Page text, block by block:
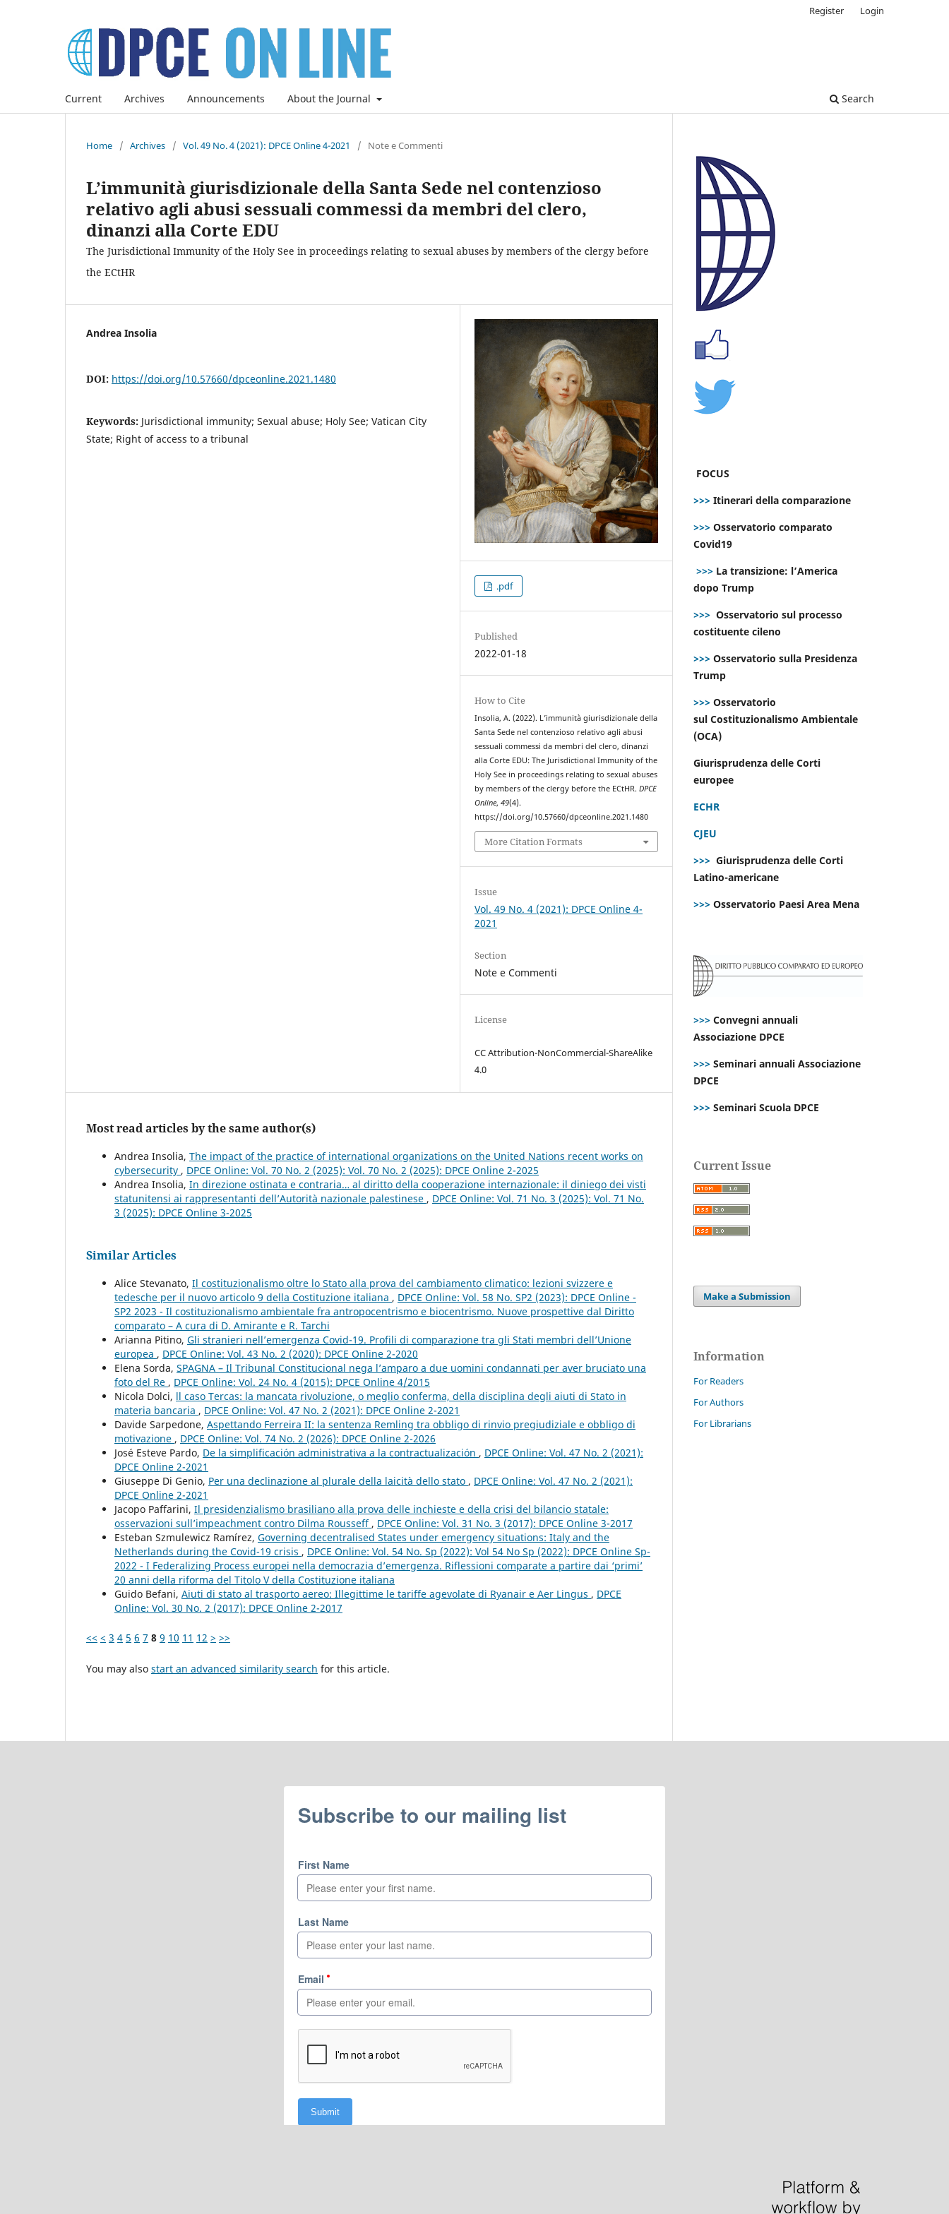
Current Archives Announcements About the Journal Search
Register Login
Home / Archives / Vol. 49 No. 4 (2021): DPCE Online 4-2021 / Note e Commenti
L’immunità giurisdizionale della Santa Sede nel contenzioso
relativo agli abusi sessuali commessi da membri del clero,
dinanzi alla Corte EDU
The Jurisdictional Immunity of the Holy See in proceedings relating to sexual abuses by members of the clergy before
the ECtHR
Andrea Insolia
DOI: https://doi.org/10.57660/dpceonline.2021.1480
Keywords: Jurisdictional immunity; Sexual abuse; Holy See; Vatican City
State; Right of access to a tribunal
.pdf
Published
2022-01-18
How to Cite
Insolia, A. (2022). L’immunità giurisdizionale della
Santa Sede nel contenzioso relativo agli abusi
sessuali commessi da membri del clero, dinanzi
alla Corte EDU: The Jurisdictional Immunity of the
Holy See in proceedings relating to sexual abuses
by members of the clergy before the ECtHR.DPCE
Online,49(4).
https://doi.org/10.57660/dpceonline.2021.1480
More Citation Formats
Issue
Vol. 49 No. 4 (2021): DPCE Online 4-
2021
Section
Note e Commenti
License
CC Attribution-NonCommercial-ShareAlike
4.0
Most read articles by the same author(s)
Andrea Insolia, The impact of the practice of international organizations on the United Nations recent works on
cybersecurity , DPCE Online: Vol. 70 No. 2 (2025): Vol. 70 No. 2 (2025): DPCE Online 2-2025
Andrea Insolia, In direzione ostinata e contraria… al diritto della cooperazione internazionale: il diniego dei visti
statunitensi ai rappresentanti dell’Autorità nazionale palestinese , DPCE Online: Vol. 71 No. 3 (2025): Vol. 71 No.
3 (2025): DPCE Online 3-2025
Similar Articles
Alice Stevanato, Il costituzionalismo oltre lo Stato alla prova del cambiamento climatico: lezioni svizzere e
tedesche per il nuovo articolo 9 della Costituzione italiana , DPCE Online: Vol. 58 No. SP2 (2023): DPCE Online -
SP2 2023 - Il costituzionalismo ambientale fra antropocentrismo e biocentrismo. Nuove prospettive dal Diritto
comparato – A cura di D. Amirante e R. Tarchi
Arianna Pitino, Gli stranieri nell’emergenza Covid-19. Profili di comparazione tra gli Stati membri dell’Unione
europea , DPCE Online: Vol. 43 No. 2 (2020): DPCE Online 2-2020
Elena Sorda, SPAGNA – Il Tribunal Constitucional nega l’amparo a due uomini condannati per aver bruciato una
foto del Re , DPCE Online: Vol. 24 No. 4 (2015): DPCE Online 4/2015
Nicola Dolci, ll caso Tercas: la mancata rivoluzione, o meglio conferma, della disciplina degli aiuti di Stato in
materia bancaria , DPCE Online: Vol. 47 No. 2 (2021): DPCE Online 2-2021
Davide Sarpedone, Aspettando Ferreira II: la sentenza Remling tra obbligo di rinvio pregiudiziale e obbligo di
motivazione , DPCE Online: Vol. 74 No. 2 (2026): DPCE Online 2-2026
José Esteve Pardo, De la simplificación administrativa a la contractualización , DPCE Online: Vol. 47 No. 2 (2021):
DPCE Online 2-2021
Giuseppe Di Genio, Per una declinazione al plurale della laicità dello stato , DPCE Online: Vol. 47 No. 2 (2021):
DPCE Online 2-2021
Jacopo Paffarini, Il presidenzialismo brasiliano alla prova delle inchieste e della crisi del bilancio statale:
osservazioni sull’impeachment contro Dilma Rousseff , DPCE Online: Vol. 31 No. 3 (2017): DPCE Online 3-2017
Esteban Szmulewicz Ramírez, Governing decentralised States under emergency situations: Italy and the
Netherlands during the Covid-19 crisis , DPCE Online: Vol. 54 No. Sp (2022): Vol 54 No Sp (2022): DPCE Online Sp-
2022 - I Federalizing Process europei nella democrazia d’emergenza. Riflessioni comparate a partire dai ‘primi’
20 anni della riforma del Titolo V della Costituzione italiana
Guido Befani, Aiuti di stato al trasporto aereo: Illegittime le tariffe agevolate di Ryanair e Aer Lingus , DPCE
Online: Vol. 30 No. 2 (2017): DPCE Online 2-2017
<< < 3 4 5 6 7 8 9 10 11 12 > >>
You may also start an advanced similarity search for this article.
FOCUS
>>> Itinerari della comparazione
>>> Osservatorio comparato
Covid19
>>> La transizione: l’America
dopo Trump
>>> Osservatorio sul processo
costituente cileno
>>> Osservatorio sulla Presidenza
Trump
>>> Osservatorio
sul Costituzionalismo Ambientale
(OCA)
Giurisprudenza delle Corti
europee
ECHR
CJEU
>>> Giurisprudenza delle Corti
Latino-americane
>>> Osservatorio Paesi Area Mena
>>> Convegni annuali
Associazione DPCE
>>> Seminari annuali Associazione
DPCE
>>> Seminari Scuola DPCE
Current Issue
Make a Submission
Information
For Readers
For Authors
For Librarians